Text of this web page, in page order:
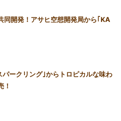
同開発！アサヒ空想開発局から｢KA
パークリング｣からトロピカルな味わ
！